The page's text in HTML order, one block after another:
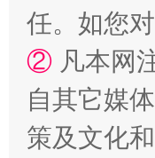
“蜀中异人”王
任。如您
② 凡本网
自其它媒
策及文化